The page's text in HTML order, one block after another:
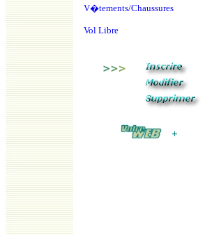
V�tements/Chaussures
Vol Libre